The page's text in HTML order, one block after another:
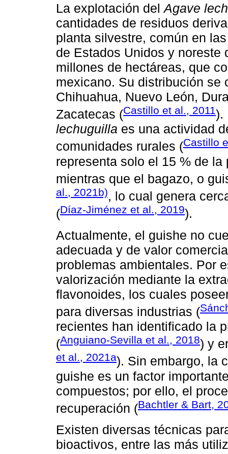
La explotación delAgave
cantidades de residuos
planta silvestre, común en
de Estados Unidos y noreste
millones de hectáreas, que
mexicano. Su distribución se
Chihuahua, Nuevo León,
Zacatecas (Castillo et al., 2011).
lechuguilla es una actividad
comunidades rurales (Castillo
representa solo el 15 % de
mientras que el bagazo, o
al., 2021b), lo cual genera
(Díaz-Jiménez et al., 2019).
Actualmente, el guishe no
adecuada y de valor
problemas ambientales. Por
valorización mediante la
flavonoides, los cuales
para diversas industrias (
recientes han identificado la
(Anguiano-Sevilla et al., 2018) y
et al., 2021a). Sin embargo, la
guishe es un factor
compuestos; por ello, el
recuperación (Bachtler & Bart,
Existen diversas técnicas
bioactivos, entre las más